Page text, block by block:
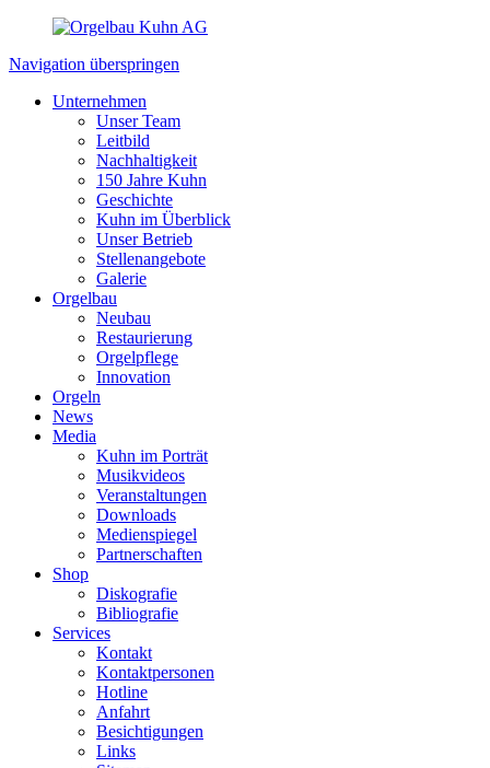
Navigation überspringen
Unternehmen
Unser Team
Leitbild
Nachhaltigkeit
150 Jahre Kuhn
Geschichte
Kuhn im Überblick
Unser Betrieb
Stellenangebote
Galerie
Orgelbau
Neubau
Restaurierung
Orgelpflege
Innovation
Orgeln
News
Media
Kuhn im Porträt
Musikvideos
Veranstaltungen
Downloads
Medienspiegel
Partnerschaften
Shop
Diskografie
Bibliografie
Services
Kontakt
Kontaktpersonen
Hotline
Anfahrt
Besichtigungen
Links